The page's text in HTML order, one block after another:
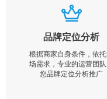
品牌定位分析
根据商家自身条件，依
场需求，专业的运营团
您品牌定位分析推广